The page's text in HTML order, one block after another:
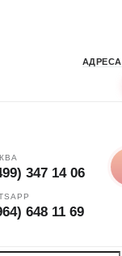
АДРЕСА
347 14 06
648 11 69